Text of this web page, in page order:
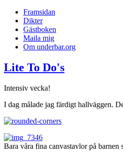
Framsidan
Dikter
Gästboken
Maila mig
Om underbar.org
Lite To Do's
Intensiv vecka!
I dag målade jag färdigt hallväggen.
Bara våra fina canvastavlor på barnen